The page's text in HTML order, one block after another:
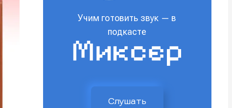
Учим готовить звук — в
подкасте
Слушать